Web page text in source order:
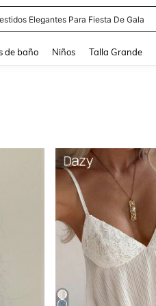
Elegantes Para Fiesta De Gala
de baño Niños Talla Grande